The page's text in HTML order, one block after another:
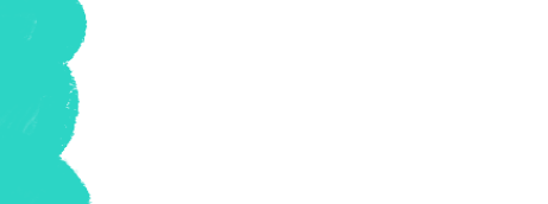
Aardrijkskunde
Duits